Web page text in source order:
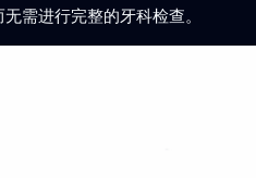
需进行完整的牙科检查。